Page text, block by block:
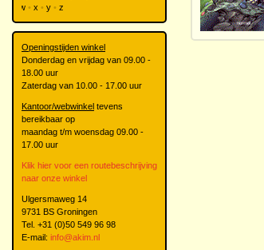
w
x y z
Openingstijden winkel
Donderdag en vrijdag van 09.00 -
18.00 uur
Zaterdag van 10.00 - 17.00 uur
Kantoor/webwinkel tevens
bereikbaar op
maandag t/m woensdag 09.00 -
17.00 uur
Klik hier voor een routebeschrijving
naar onze winkel
Ulgersmaweg 14
9731 BS Groningen
Tel. +31 (0)50 549 96 98
E-mail: info@akim.nl